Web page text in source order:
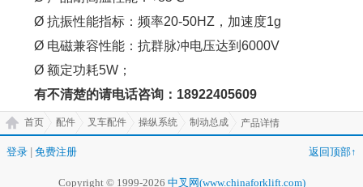
Ø 抗振性能指标：频率20-50HZ，加速度1g
Ø 电磁兼容性能：抗群脉冲电压达到6000V
Ø 额定功耗5W；
有不清楚的请电话咨询：18922405609
首页 配件 叉车配件 操纵系统 制动总成 产品详情
登录 免费注册 返回顶部↑
Copyright © 1999-2026 中叉网(www.chinaforklift.com)